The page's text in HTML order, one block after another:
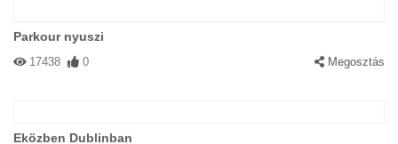
Parkour nyuszi
17438 0 Megosztás
Eközben Dublinban